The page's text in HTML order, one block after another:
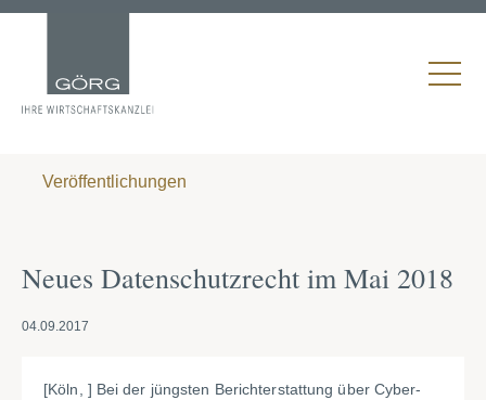
Veröffentlichungen
Neues Datenschutzrecht im Mai 2018
04.09.2017
[Köln, ] Bei der jüngsten Berichterstattung über Cyber-